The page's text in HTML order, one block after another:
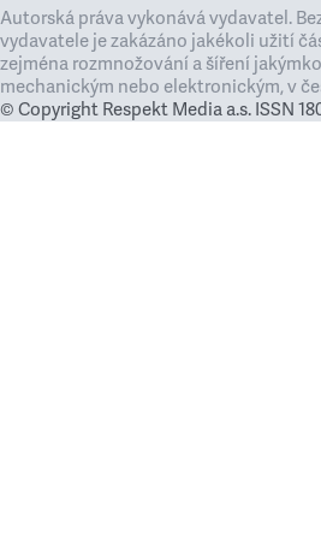
Autorská práva vykonává vydavatel.
vydavatele je zakázáno jakékoli užití
zejména rozmnožování a šíření
mechanickým nebo elektronickým, v
© Copyright Respekt Media a.s. ISSN